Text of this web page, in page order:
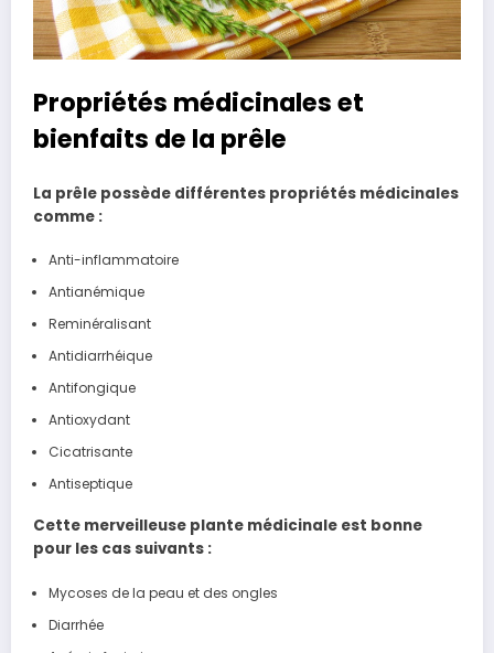
Propriétés médicinales et
bienfaits de la prêle
La prêle possède différentes propriétés médicinales
comme :
Anti-inflammatoire
Antianémique
Reminéralisant
Antidiarrhéique
Antifongique
Antioxydant
Cicatrisante
Antiseptique
Cette merveilleuse plante médicinale est bonne
pour les cas suivants :
Mycoses de la peau et des ongles
Diarrhée